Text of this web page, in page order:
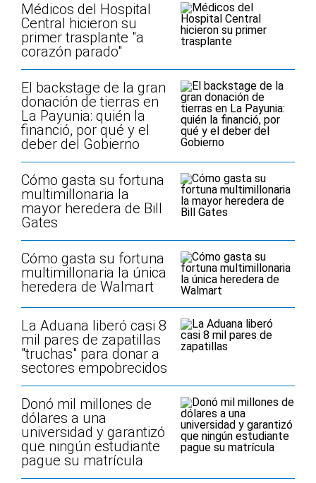
Médicos del Hospital
Central hicieron su
primer trasplante "a
corazón parado"
El backstage de la gran
donación de tierras en
La Payunia: quién la
financió, por qué y el
deber del Gobierno
Cómo gasta su fortuna
multimillonaria la
mayor heredera de Bill
Gates
Cómo gasta su fortuna
multimillonaria la única
heredera de Walmart
La Aduana liberó casi 8
mil pares de zapatillas
"truchas" para donar a
sectores empobrecidos
Donó mil millones de
dólares a una
universidad y garantizó
que ningún estudiante
pague su matrícula